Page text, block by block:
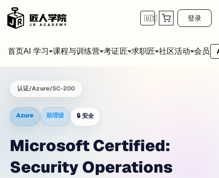
🇺🇸 登录
首页AI 学习 课程与训练营 考证匠 求职匠 社区活动 会员
认证/Azure/SC-200
Azure 助理级 🔒安全
Microsoft Certified:
Security Operations